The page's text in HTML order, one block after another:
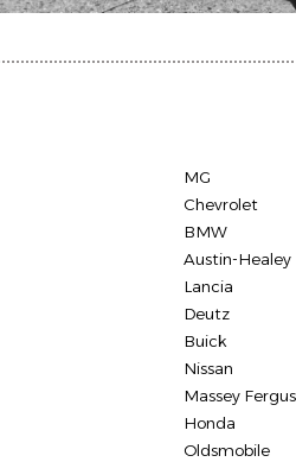
MG
Chevrolet
BMW
Austin-Healey
Lancia
Deutz
Buick
Nissan
Massey
Honda
Oldsmobile